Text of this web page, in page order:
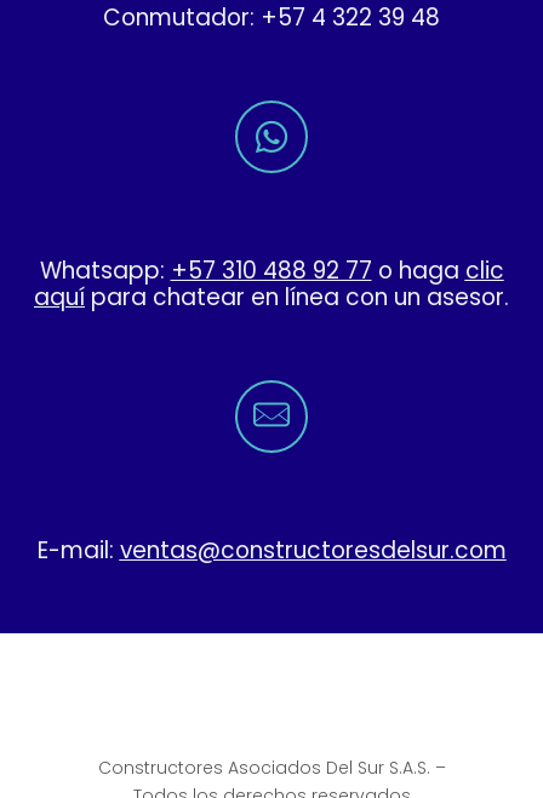
Conmutador: +57 4 322 39 48
Whatsapp: +57 310 488 92 77 o haga clic
aquí para chatear en línea con un asesor.
E-mail: ventas@constructoresdelsur.com
Constructores Asociados Del Sur S.A.S. –